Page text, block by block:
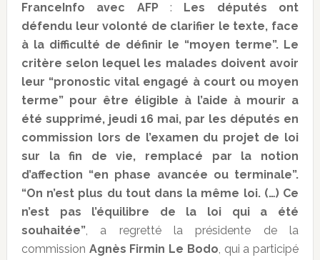
FranceInfo avec AFP :
Les députés ont
défendu leur volonté de clarifier le texte, face
à la difficulté de définir le “moyen terme”. Le
critère selon lequel les malades doivent avoir
leur “pronostic vital engagé à court ou moyen
terme” pour être éligible à l’aide à mourir a
été supprimé, jeudi 16 mai, par les députés en
commission lors de l’examen du projet de loi
sur la fin de vie, remplacé par la notion
d’affection “en phase avancée ou terminale”.
“On n’est plus du tout dans la même loi. (…) Ce
n’est pas l’équilibre de la loi qui a été
souhaitée”, a regretté la présidente de la
commission Agnès Firmin Le Bodo, qui a participé